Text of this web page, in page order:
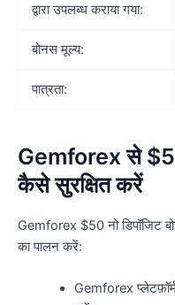
द्वारा उपलब्ध कराया गया:
बोनस मूल्य:
पात्रता:
Gemforex से $50
कैसे सुरक्षित करें
Gemforex $50 नो डिपॉजिट
का पालन करें:
Gemforex